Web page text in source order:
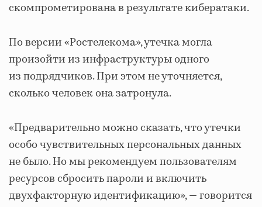
скомпрометирована в результате кибератаки.
По версии «Ростелекома», утечка могла
произойти из инфраструктуры одного
из подрядчиков. При этом не уточняется,
сколько человек она затронула.
«Предварительно можно сказать, что утечки
особо чувствительных персональных данных
не было. Но мы рекомендуем пользователям
ресурсов сбросить пароли и включить
двухфакторную идентификацию», — говорится